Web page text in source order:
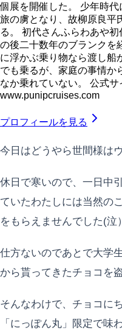
個展を開催した。 少年時
旅の虜となり、故柳原良平
る。 初代さんふらわあや
の後二十数年のブランクを
に浮かぶ乗り物なら渡し船
でも乗るが、家庭の事情か
なか乗れていない。 公式
www.punipcruises.com
プロフィールを見る
今日はどうやら世間様は
休日で寒いので、一日中
ていたわたしには当然の
をもらえませんでした(泣）
仕方ないのであとで大学
から貰ってきたチョコを
そんなわけで、チョコに
「にっぽん丸」限定で味